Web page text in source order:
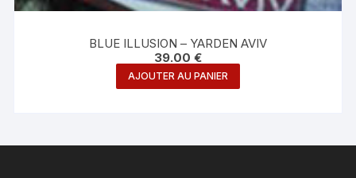
BLUE ILLUSION – YARDEN AVIV
39.00 €
AJOUTER AU PANIER